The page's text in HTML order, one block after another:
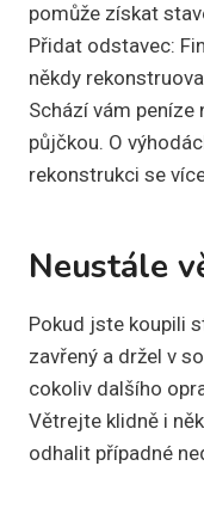
pomůže získat
Přidat odstavec:
někdy
Schází vám peníze
půjčkou. O
rekonstrukci se
Neustále
Pokud jste koupili
zavřený a držel v
cokoliv dalšího
Větrejte klidně i
odhalit případné